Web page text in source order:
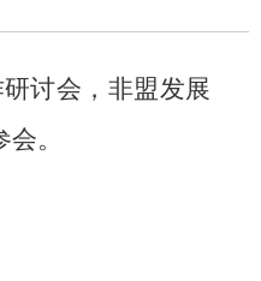
讨会，非盟发展
。